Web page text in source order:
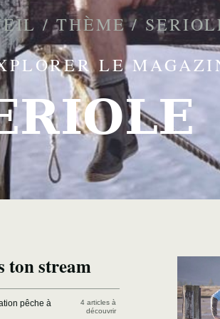
/THÈME/
LE
ton stream
pêche à
4 articles à
découvrir